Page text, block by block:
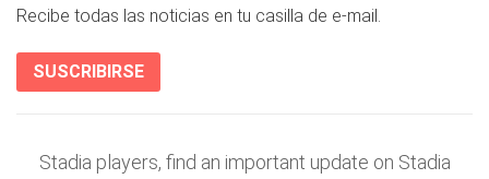
Recibe todas las noticias en tu casilla de e-mail.
SUSCRIBIRSE
Stadia players, find an important update on Stadia